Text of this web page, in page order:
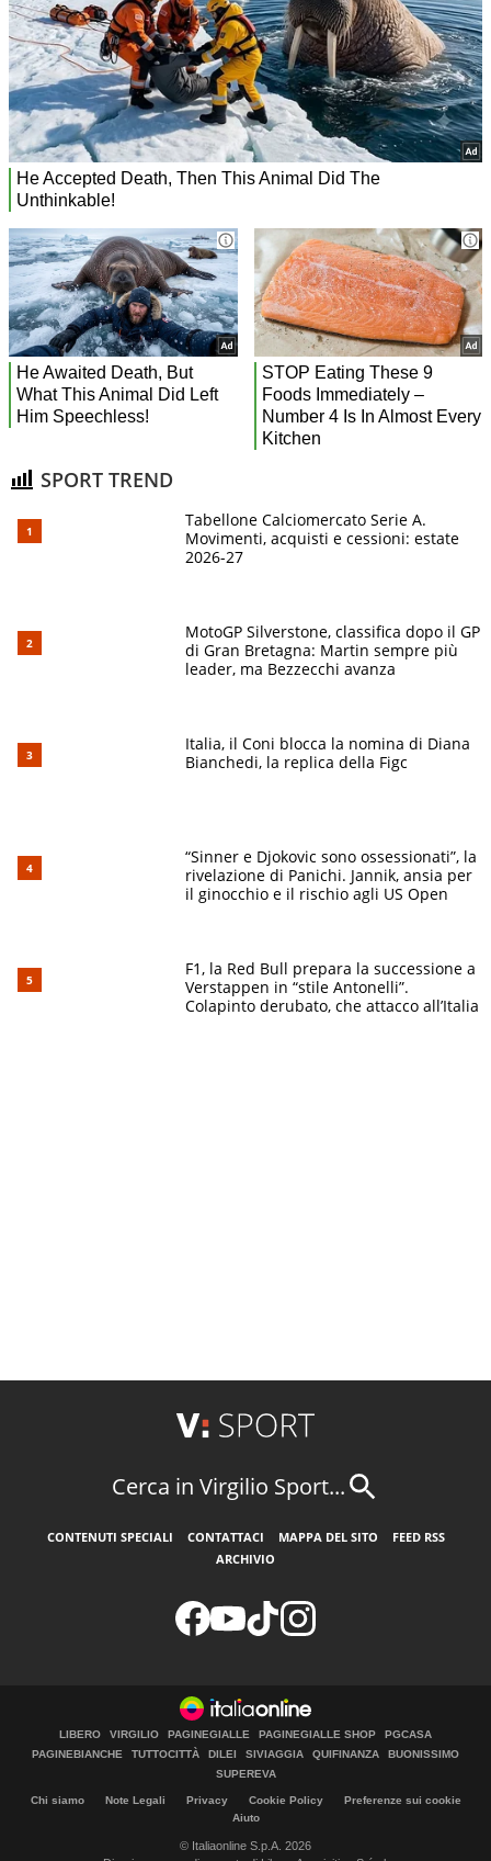
SPORT TREND
Tabellone Calciomercato Serie A.
Movimenti, acquisti e cessioni: estate
2026-27
MotoGP Silverstone, classifica dopo il GP
di Gran Bretagna: Martin sempre più
leader, ma Bezzecchi avanza
Italia, il Coni blocca la nomina di Diana
Bianchedi, la replica della Figc
“Sinner e Djokovic sono ossessionati”, la
rivelazione di Panichi. Jannik, ansia per
il ginocchio e il rischio agli US Open
F1, la Red Bull prepara la successione a
Verstappen in “stile Antonelli”.
Colapinto derubato, che attacco all’Italia
Cerca in Virgilio Sport...
CONTENUTI SPECIALI CONTATTACI MAPPA DEL SITO
FEED RSS
ARCHIVIO
LIBERO VIRGILIO PAGINEGIALLE PAGINEGIALLE SHOP
PGCASA
PAGINEBIANCHE
TUTTOCITTÀ DILEI SIVIAGGIA QUIFINANZA
BUONISSIMO
SUPEREVA
Chi siamo Note Legali Privacy Cookie Policy
Preferenze sui cookie
Aiuto
© Italiaonline S.p.A. 2026